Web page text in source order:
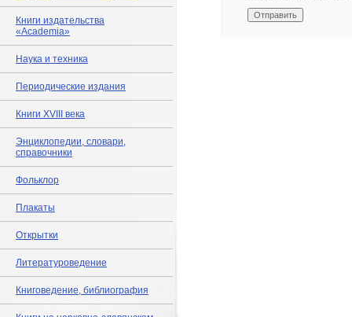
Книги издательства
«Academia»
Наука и техника
Периодические издания
Книги XVIII века
Энциклопедии, словари,
справочники
Фольклор
Плакаты
Открытки
Литературоведение
Книговедение, библиография